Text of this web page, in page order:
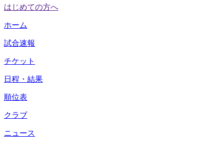
はじめての方へ
ホーム
試合速報
チケット
日程・結果
順位表
クラブ
ニュース